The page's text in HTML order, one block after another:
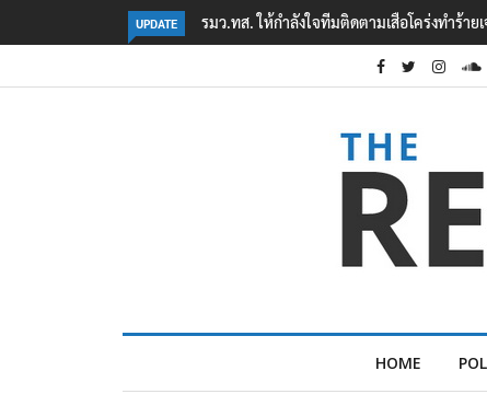
UPDATE
เสือโคร่งทำร้ายเจ้าหน้าที่เขตฯห้วยขาแข้ง‘ภาคประชาสังคม’ รวมตัวคัดค้าน ‘
ต้อนรับอาชญากร’
HOME